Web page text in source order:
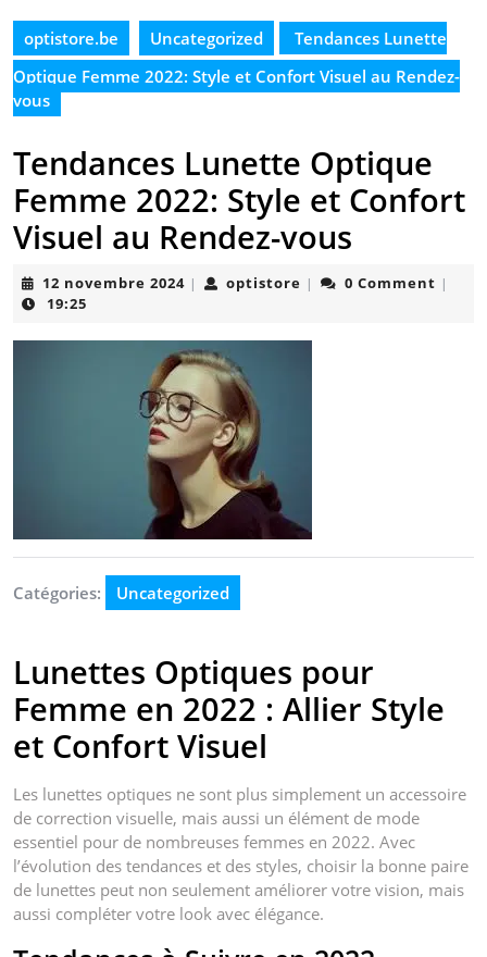
optistore.be Uncategorized
Tendances Lunette
Optique Femme 2022: Style et Confort Visuel au Rendez-
vous
Tendances Lunette Optique
Femme 2022: Style et Confort
Visuel au Rendez-vous
12 novembre 202412| optistore optistore
| 0 Comment |
19:25
Catégories: Uncategorized
Lunettes Optiques pour
Femme en 2022 : Allier Style
et Confort Visuel
Les lunettes optiques ne sont plus simplement un accessoire
de correction visuelle, mais aussi un élément de mode
essentiel pour de nombreuses femmes en 2022. Avec
l’évolution des tendances et des styles, choisir la bonne paire
de lunettes peut non seulement améliorer votre vision, mais
aussi compléter votre look avec élégance.